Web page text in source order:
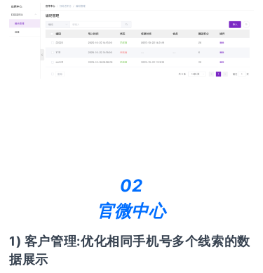
02
官微中心
1) 客户管理:优化相同手机号多个线索的数
据展示